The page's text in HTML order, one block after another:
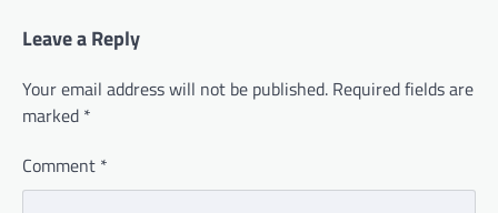
Leave a Reply
Your email address will not be published. Required fields are
marked *
Comment *